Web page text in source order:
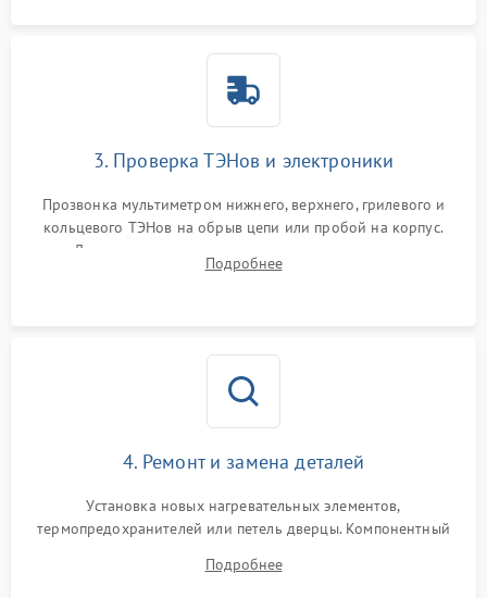
3. Проверка ТЭНов и электроники
Прозвонка мультиметром нижнего, верхнего, грилевого и
кольцевого ТЭНов на обрыв цепи или пробой на корпус.
Диагностика термостата, датчиков температуры,
переключателя режимов и мотора конвекции.
Подробнее
4. Ремонт и замена деталей
Установка новых нагревательных элементов,
термопредохранителей или петель дверцы. Компонентный
выгоревших реле, восстановление контактов и замена
Подробнее